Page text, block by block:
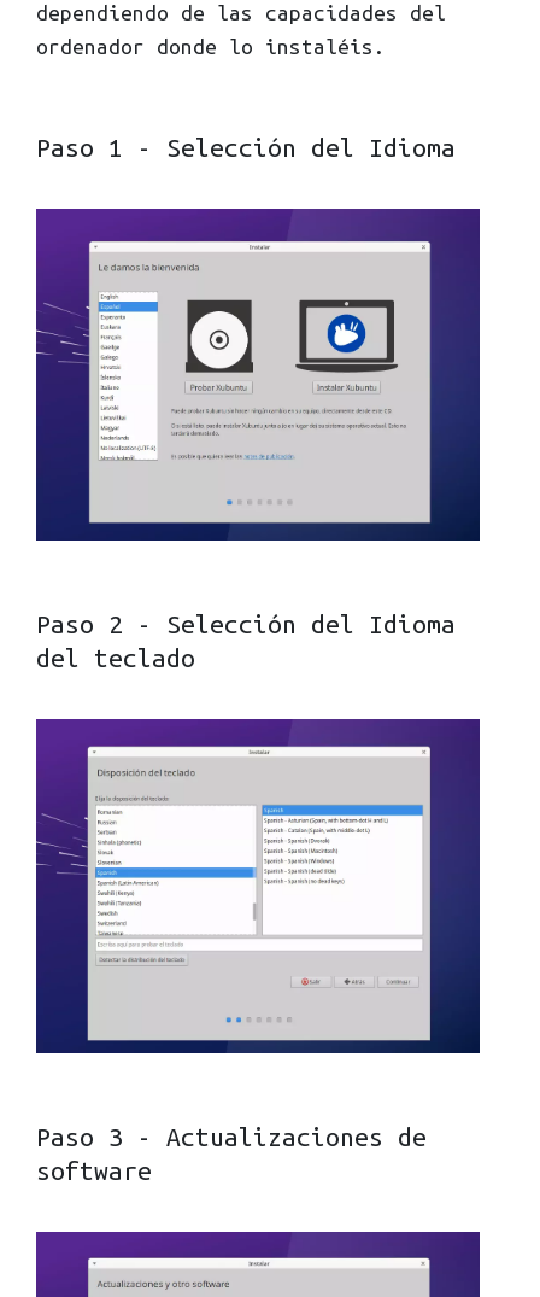
dependiendo de las capacidades del
ordenador donde lo instaléis.
Paso 1 - Selección del Idioma
Paso 2 - Selección del Idioma
del teclado
Paso 3 - Actualizaciones de
software